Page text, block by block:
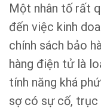
Một nhân tố rất
đến việc kinh
chính sách bảo
hàng điện tử là
tính năng khá
sợ có sự cố, trục